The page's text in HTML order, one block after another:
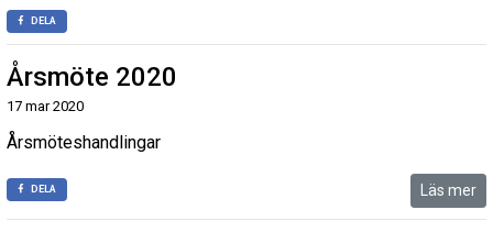
DELA
Årsmöte 2020
17 mar 2020
Årsmöteshandlingar
DELA Läs mer